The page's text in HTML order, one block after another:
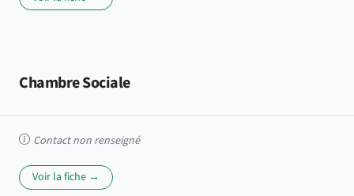
Chambre Sociale
Contact non renseigné
Voir la fiche →